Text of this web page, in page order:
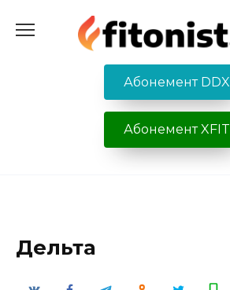
содержанию
Абонемент DDX
Абонемент XFIT
Дельта